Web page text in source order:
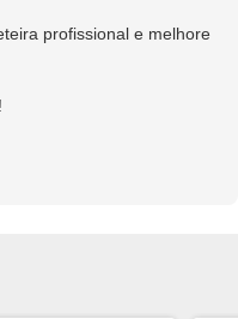
profissional e melhore